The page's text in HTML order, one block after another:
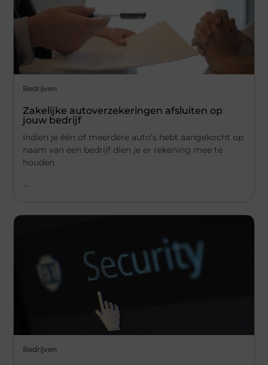
Bedrijven
Zakelijke autoverzekeringen afsluiten op
jouw bedrijf
Indien je één of meerdere auto’s hebt aangekocht op
naam van een bedrijf dien je er rekening mee te
houden
...
Bedrijven